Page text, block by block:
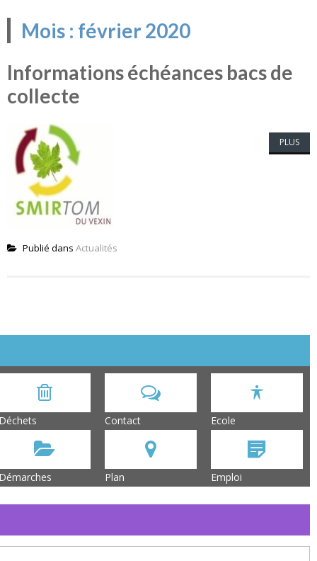
Mois : février 2020
Informations échéances bacs de
collecte
PLUS
Publié dans Actualités
Contact Ecole
Plan Emploi